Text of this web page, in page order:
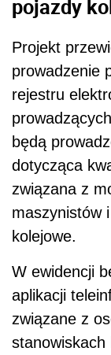
pojazdy
Projekt
prowadzenie
rejestru
będą
dotycząca
związana z
maszynistów
kolejowe.
W ewidencji
aplikacji
związane z
stanowiskach